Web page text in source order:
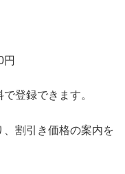
円
登録できます。
割引き価格の案内を